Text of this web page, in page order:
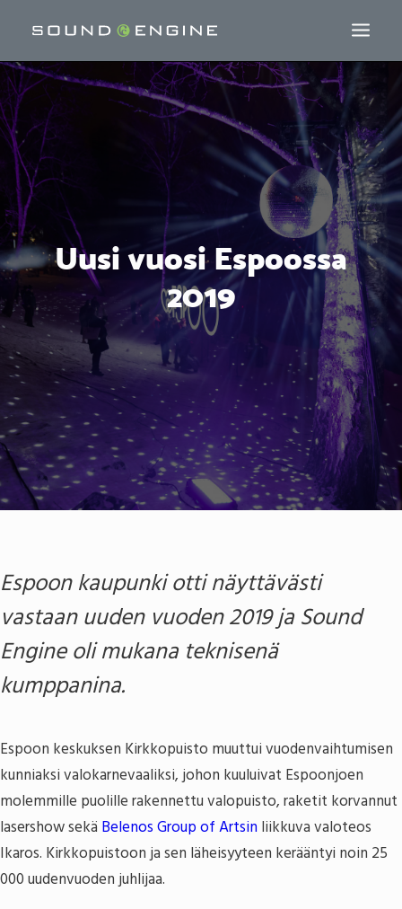
Uusi vuosi Espoossa
2019
Espoon kaupunki otti näyttävästi
vastaan uuden vuoden 2019 ja Sound
Engine oli mukana teknisenä
kumppanina.
Espoon keskuksen Kirkkopuisto muuttui vuodenvaihtumisen
kunniaksi valokarnevaaliksi, johon kuuluivat Espoonjoen
molemmille puolille rakennettu valopuisto, raketit korvannut
lasershow sekä Belenos Group of Artsinliikkuva valoteos
Ikaros. Kirkkopuistoon ja sen läheisyyteen kerääntyi noin 25
000 uudenvuoden juhlijaa.